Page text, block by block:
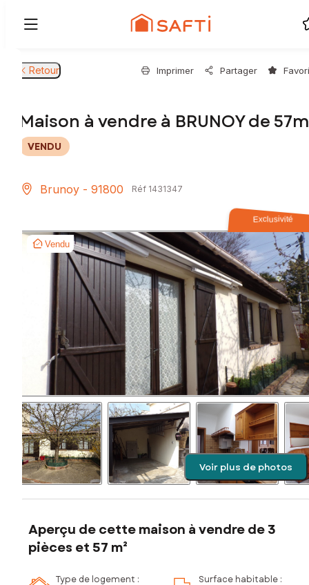
Retour Imprimer Partager
Maison à vendre à BRUNOY de
VENDU
Brunoy - 91800 Réf 1431347
Exclusivité
Vendu
Voir plus de photos
Aperçu de cette maison à vendre de 3
pièces et 57 m²
Type de logement :
Surface habitable :